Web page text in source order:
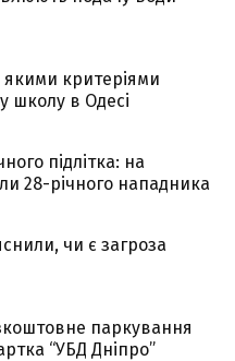
критеріями
школу в Одесі
підлітка: на
28-річного нападника
чи є загроза
паркування
“УБД Дніпро”